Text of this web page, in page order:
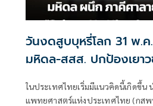
วันงดสูบบุหรี่โลก 31 พ.ค. มหาวิทยาลัย
มหิดล-สสส. ปกป้องเยา
ในประเทศไทยเริ่มมีแนวคิดนี้เกิดขึ้น
แพทยศาสตร์แห่งประเทศไทย (กส